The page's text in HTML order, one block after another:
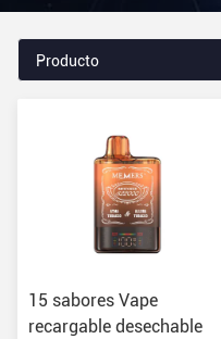
Producto
15 sabores Vape
recargable desechable